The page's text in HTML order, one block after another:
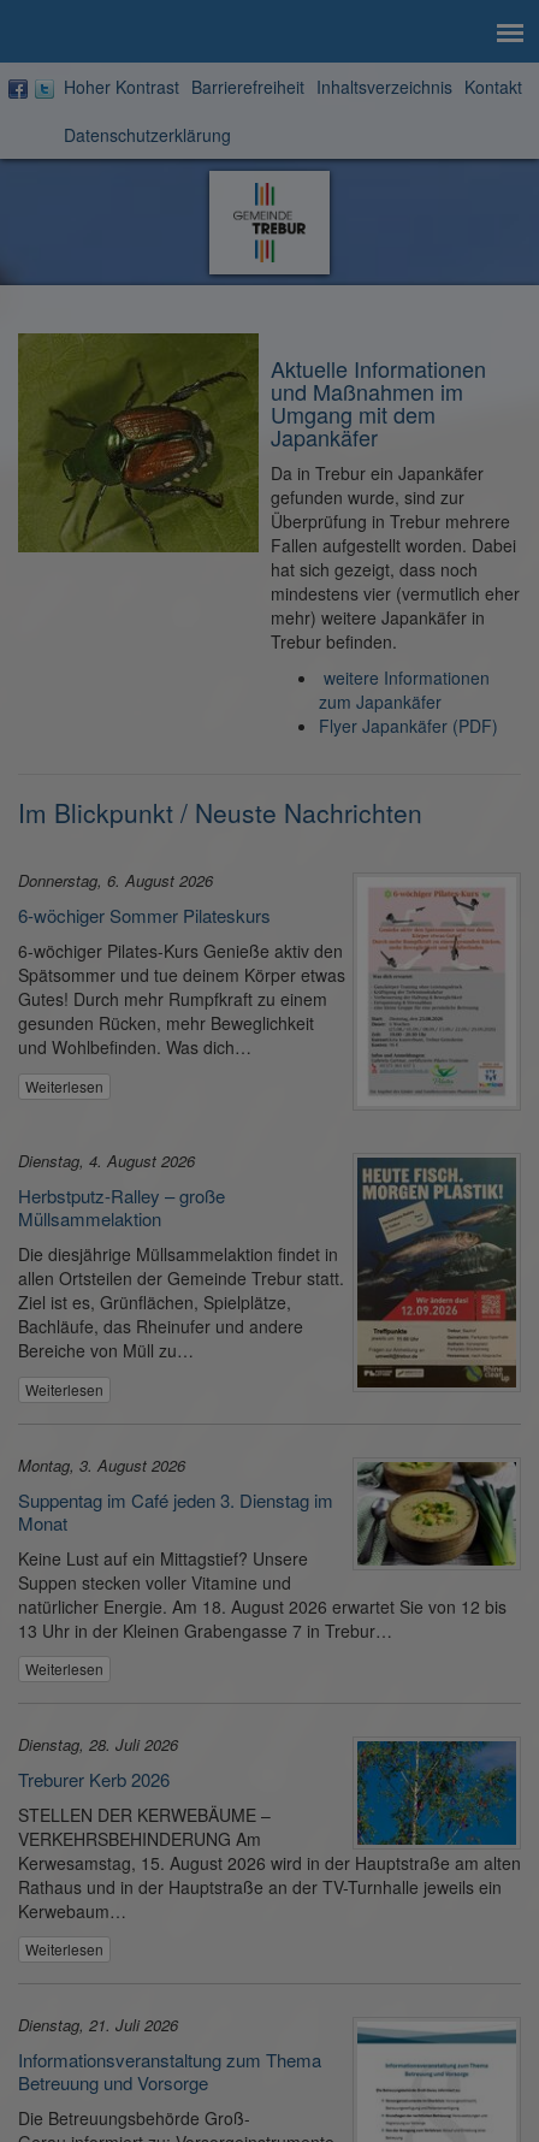
Hoher Kontrast Barrierefreiheit Inhaltsverzeichnis Kontakt
Datenschutzerklärung
Zur
Startseite
Aktuelle Informationen
und Maßnahmen im
Umgang mit dem
Japankäfer
Da in Trebur ein Japankäfer
gefunden wurde, sind zur
Überprüfung in Trebur mehrere
Fallen aufgestellt worden. Dabei
hat sich gezeigt, dass noch
mindestens vier (vermutlich eher
mehr) weitere Japankäfer in
Trebur befinden.
weitere Informationen
zum Japankäfer
Flyer Japankäfer (PDF)
Im Blickpunkt / Neuste Nachrichten
Donnerstag, 6. August 2026
6-wöchiger Sommer Pilateskurs
6-wöchiger Pilates-Kurs Genieße aktiv den
Spätsommer und tue deinem Körper etwas
Gutes! Durch mehr Rumpfkraft zu einem
gesunden Rücken, mehr Beweglichkeit
und Wohlbefinden. Was dich…
Weiterlesen
Dienstag, 4. August 2026
Herbstputz-Ralley – große
Müllsammelaktion
Die diesjährige Müllsammelaktion findet in
allen Ortsteilen der Gemeinde Trebur statt.
Ziel ist es, Grünflächen, Spielplätze,
Bachläufe, das Rheinufer und andere
Bereiche von Müll zu…
Weiterlesen
Montag, 3. August 2026
Suppentag im Café jeden 3. Dienstag im
Monat
Keine Lust auf ein Mittagstief? Unsere
Suppen stecken voller Vitamine und
natürlicher Energie. Am 18. August 2026 erwartet Sie von 12 bis
13 Uhr in der Kleinen Grabengasse 7 in Trebur…
Weiterlesen
Dienstag, 28. Juli 2026
Treburer Kerb 2026
STELLEN DER KERWEBÄUME –
VERKEHRSBEHINDERUNG Am
Kerwesamstag, 15. August 2026 wird in der Hauptstraße am alten
Rathaus und in der Hauptstraße an der TV-Turnhalle jeweils ein
Kerwebaum…
Weiterlesen
Dienstag, 21. Juli 2026
Informationsveranstaltung zum Thema
Betreuung und Vorsorge
Die Betreuungsbehörde Groß-